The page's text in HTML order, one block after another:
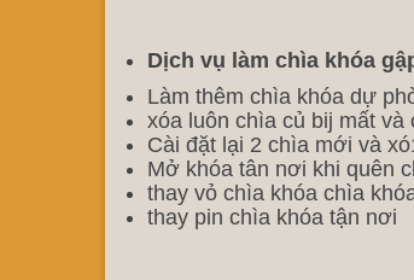
Dịch vụ làm chìa khóa
Làm thêm chìa khóa dự
xóa luôn chìa củ bij mất
Cài đặt lại 2 chìa mới và
Mở khóa tân nơi khi quên
thay vỏ chìa khóa chìa
thay pin chìa khóa tận nơi